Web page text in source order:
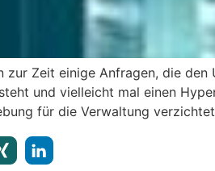
zur Zeit einige Anfragen, die
und vielleicht mal einen
für die Verwaltung